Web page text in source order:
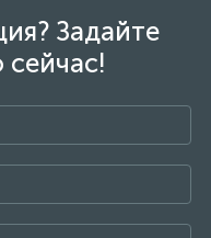
Задайте